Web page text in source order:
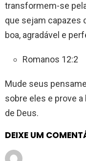
transformem-se
que sejam capazes
boa, agradável e
Romanos 12:2
Mude seus
sobre eles e prove a
de Deus.
DEIXE UM